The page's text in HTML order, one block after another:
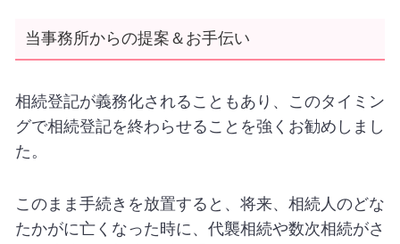
当事務所からの提案＆お手伝い
相続登記が義務化されることもあり、このタイミン
グで相続登記を終わらせることを強くお勧めしまし
た。
このまま手続きを放置すると、将来、相続人のどな
たかがに亡くなった時に、代襲相続や数次相続がさ